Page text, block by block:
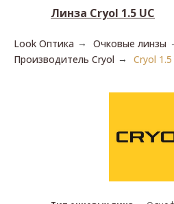
Линза Cryol 1.5 UC
Look Оптика → Очковые линзы
Производитель Cryol → Cryol 1.5